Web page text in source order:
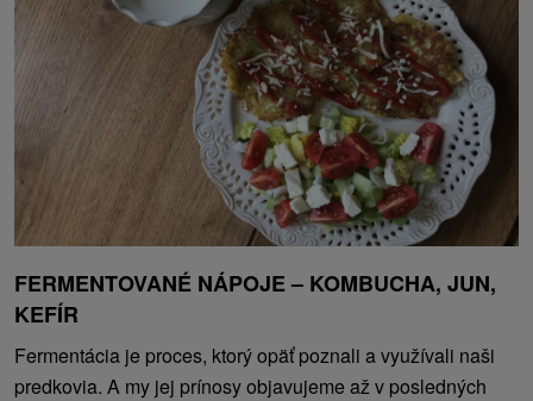
FERMENTOVANÉ NÁPOJE – KOMBUCHA, JUN,
KEFÍR
Fermentácia je proces, ktorý opäť poznali a využívali naši
predkovia. A my jej prínosy objavujeme až v posledných